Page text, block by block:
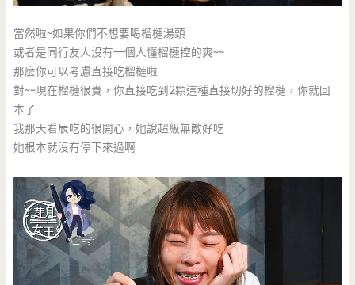
當然啦~如果你們不想要喝榴槤湯頭
或者是同行友人沒有一個人懂榴槤控的爽~~
那麼你可以考慮直接吃榴槤啦
對~~現在榴槤很貴，你直接吃到2顆這種直接切好的榴槤，你就回
本了
我那天看辰吃的很開心，她說超級無敵好吃
她根本就沒有停下來過啊